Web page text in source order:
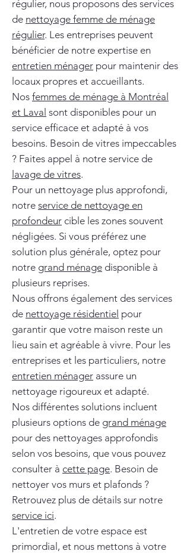
régulier, nous proposons des services
de nettoyage femme de ménage
régulier. Les entreprises peuvent
bénéficier de notre expertise en
entretien ménager pour maintenir des
locaux propres et accueillants.
Nos femmes de ménage à Montréal
et Laval sont disponibles pour un
service efficace et adapté à vos
besoins. Besoin de vitres impeccables
? Faites appel à notre service de
lavage de vitres.
Pour un nettoyage plus approfondi,
notre service de nettoyage en
profondeur cible les zones souvent
négligées. Si vous préférez une
solution plus générale, optez pour
notre grand ménage disponible à
plusieurs reprises.
Nous offrons également des services
de nettoyage résidentiel pour
garantir que votre maison reste un
lieu sain et agréable à vivre. Pour les
entreprises et les particuliers, notre
entretien ménager assure un
nettoyage rigoureux et adapté.
Nos différentes solutions incluent
plusieurs options de grand ménage
pour des nettoyages approfondis
selon vos besoins, que vous pouvez
consulter à cette page. Besoin de
nettoyer vos murs et plafonds ?
Retrouvez plus de détails sur notre
service ici.
L'entretien de votre espace est
primordial, et nous mettons à votre